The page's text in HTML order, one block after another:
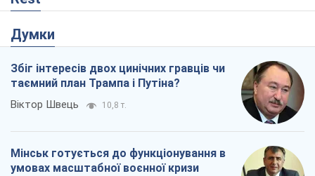
Думки
Збіг інтересів двох цинічних гравців чи
таємний план Трампа і Путіна?
Віктор Швець 10,8 т.
Мінськ готується до функціонування в
умовах масштабної воєнної кризи